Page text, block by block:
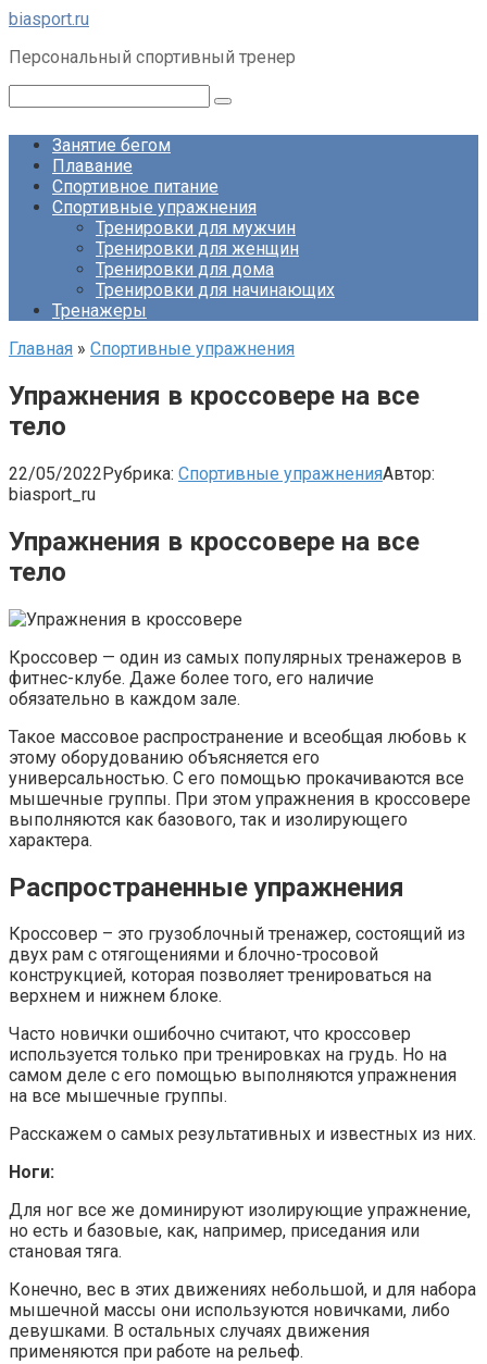
Перейти
контенту
biasport.ru
Персональный спортивный тренер
Занятие бегом
Плавание
Спортивное питание
Спортивные упражнения
Тренировки для мужчин
Тренировки для женщин
Тренировки для дома
Тренировки для начинающих
Тренажеры
Главная » Спортивные упражнения
Упражнения в кроссовере на все
тело
22/05/2022Рубрика: Спортивные упражненияАвтор:
biasport_ru
Упражнения в кроссовере на все
тело
Кроссовер — один из самых популярных тренажеров в
фитнес-клубе. Даже более того, его наличие
обязательно в каждом зале.
Такое массовое распространение и всеобщая любовь к
этому оборудованию объясняется его
универсальностью. С его помощью прокачиваются все
мышечные группы. При этом упражнения в кроссовере
выполняются как базового, так и изолирующего
характера.
Распространенные упражнения
Кроссовер – это грузоблочный тренажер, состоящий из
двух рам с отягощениями и блочно-тросовой
конструкцией, которая позволяет тренироваться на
верхнем и нижнем блоке.
Часто новички ошибочно считают, что кроссовер
используется только при тренировках на грудь. Но на
самом деле с его помощью выполняются упражнения
на все мышечные группы.
Расскажем о самых результативных и известных из них.
Ноги:
Для ног все же доминируют изолирующие упражнение,
но есть и базовые, как, например, приседания или
становая тяга.
Конечно, вес в этих движениях небольшой, и для набора
мышечной массы они используются новичками, либо
девушками. В остальных случаях движения
применяются при работе на рельеф.